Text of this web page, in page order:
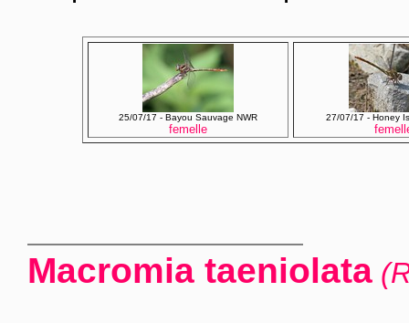
25/07/17 - Bayou Sauvage NWR
femelle
27/07/17 - Honey
Macromia taeniolata